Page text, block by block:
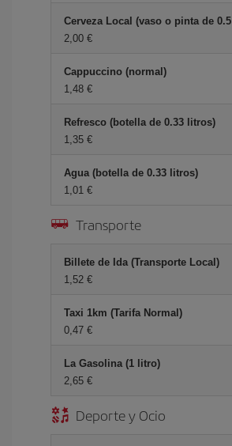
Cerveza Local (vaso o pinta de
2,00 €
Cappuccino (normal)
1,48 €
Refresco (botella de 0.33 litros)
1,35 €
Agua (botella de 0.33 litros)
1,01 €
Transporte
Billete de Ida (Transporte Local)
1,52 €
Taxi 1km (Tarifa Normal)
0,47 €
La Gasolina (1 litro)
2,65 €
Deporte y Ocio